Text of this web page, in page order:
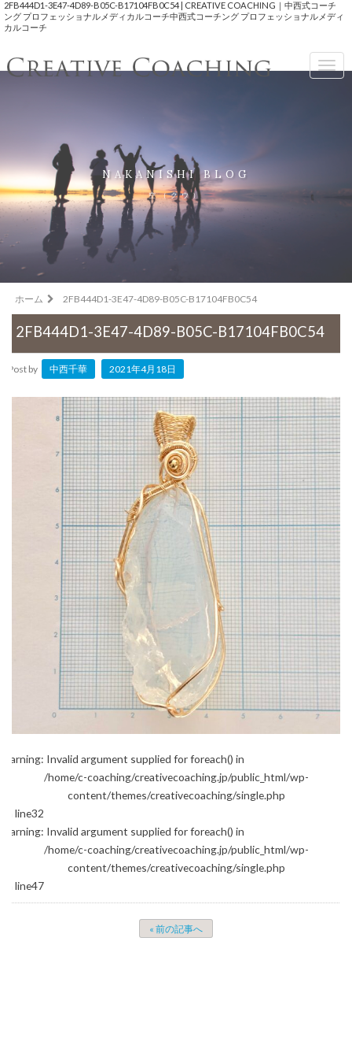
2FB444D1-3E47-4D89-B05C-B17104FB0C54 | CREATIVE COACHING｜中西式コーチ
ング プロフェッショナルメディカルコーチ中西式コーチング プロフェッショナルメディ
カルコーチ
NAKANISHI BLOG
空（クウ）
ホーム 2FB444D1-3E47-4D89-B05C-B17104FB0C54
2FB444D1-3E47-4D89-B05C-B17104FB0C54
Post by 中西千華 2021年4月18日
Warning: Invalid argument supplied for foreach() in
/home/c-coaching/creativecoaching.jp/public_html/wp-
content/themes/creativecoaching/single.php
on line32
Warning: Invalid argument supplied for foreach() in
/home/c-coaching/creativecoaching.jp/public_html/wp-
content/themes/creativecoaching/single.php
on line47
« 前の記事へ